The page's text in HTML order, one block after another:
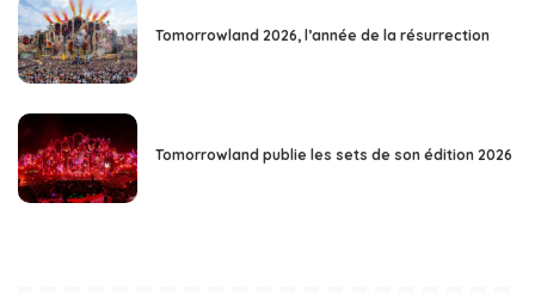
Tomorrowland 2026, l’année de la résurrection
Tomorrowland publie les sets de son édition 2026